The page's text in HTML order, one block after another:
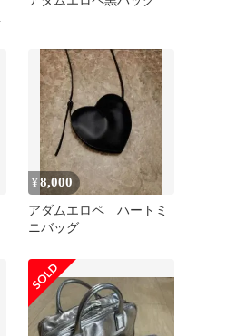
¥8,000
アダムエロペ ハートミ
ニバッグ